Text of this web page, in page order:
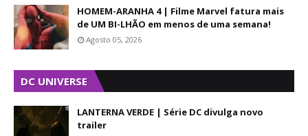
HOMEM-ARANHA 4 | Filme Marvel fatura mais
de UM BI-LHÃO em menos de uma semana!
Agosto 05, 2026
DC UNIVERSE
LANTERNA VERDE | Série DC divulga novo
trailer